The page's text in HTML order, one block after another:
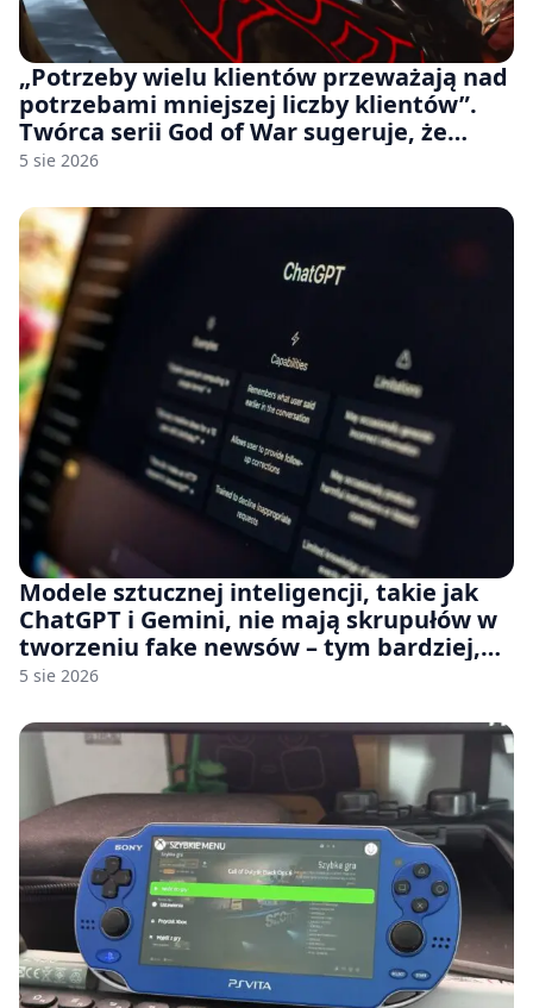
„Potrzeby wielu klientów przeważają nad
potrzebami mniejszej liczby klientów”.
Twórca serii God of War sugeruje, że
rozumie, dlaczego Sony rezygnuje z gier
5 sie 2026
Modele sztucznej inteligencji, takie jak
ChatGPT i Gemini, nie mają skrupułów w
tworzeniu fake newsów – tym bardziej,
jeśli rozmawiasz z nimi po polsku
5 sie 2026